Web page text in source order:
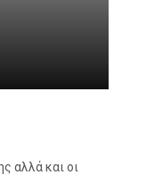
αλλά και οι